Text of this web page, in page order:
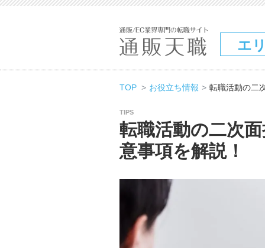
エ
TOP お役立ち情報 転職活動の二
TIPS
転職活動の二次
意事項を解説！